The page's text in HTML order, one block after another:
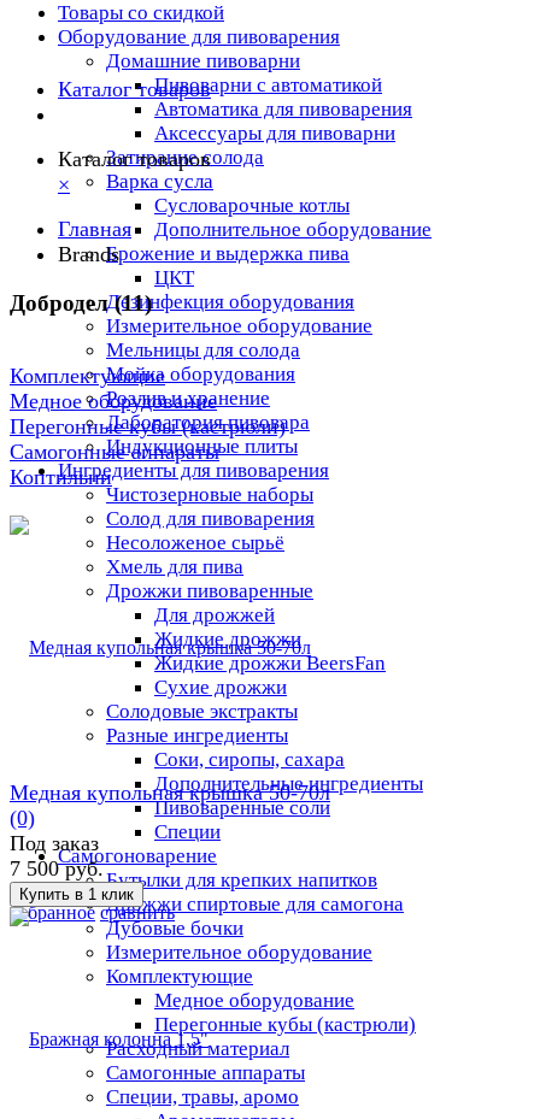
Товары со скидкой
Оборудование для пивоварения
Домашние пивоварни
Пивоварни с автоматикой
Автоматика для пивоварения
Аксессуары для пивоварни
Затирание солода
Варка сусла
Cусловарочные котлы
Дополнительное оборудование
Брожение и выдержка пива
ЦКТ
Дезинфекция оборудования
Измерительное оборудование
Мельницы для солода
Мойка оборудования
Розлив и хранение
Лаборатория пивовара
Индукционные плиты
Ингредиенты для пивоварения
Чистозерновые наборы
Солод для пивоварения
Несоложеное сырьё
Хмель для пива
Дрожжи пивоваренные
Для дрожжей
Жидкие дрожжи
Жидкие дрожжи BeersFan
Сухие дрожжи
Солодовые экстракты
Разные ингредиенты
Соки, сиропы, сахара
Дополнительные ингредиенты
Пивоваренные соли
Специи
Самогоноварение
Бутылки для крепких напитков
Дрожжи спиртовые для самогона
Дубовые бочки
Измерительное оборудование
Комплектующие
Медное оборудование
Перегонные кубы (кастрюли)
Расходный материал
Самогонные аппараты
Специи, травы, аромо
Каталог товаров
Каталог товаров
×
Главная
Brands
Добродел (11)
Комплектующие
Медное оборудование
Перегонные кубы (кастрюли)
Самогонные аппараты
Коптильни
избранное сравнить
Медная купольная крышка 50-70л
(0)
Под заказ
7 500 руб.